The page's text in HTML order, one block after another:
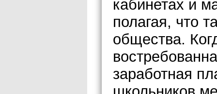
кабинетах и
полагая, что
общества.
заработная